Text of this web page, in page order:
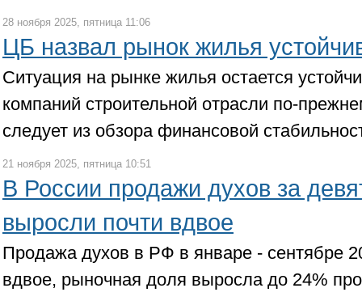
28 ноября 2025, пятница 11:06
ЦБ назвал рынок жилья
Ситуация на рынке жилья остается
компаний строительной отрасли по-
следует из обзора финансовой
21 ноября 2025, пятница 10:51
В России продажи духов за
выросли почти вдвое
Продажа духов в РФ в январе - сентябре
вдвое, рыночная доля выросла до 24%